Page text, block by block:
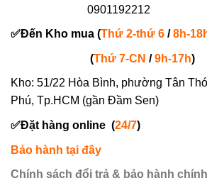
0901192212
✅Đến Kho mua (Thứ 2-thứ 6 /8h-
(Thứ 7-CN /9h-17h)
Kho: 51/22 Hòa Bình, phường Tân
Phú, Tp.HCM (gần Đầm Sen)
✅Đặt hàng online (24/7)
Bảo hành tại đây
Chính sách đổi trả & bảo hành